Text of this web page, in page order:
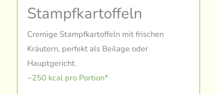
Stampfkartoffeln
Cremige Stampfkartoffeln mit frischen
Kräutern, perfekt als Beilage oder
Hauptgericht.
~250 kcal pro Portion*